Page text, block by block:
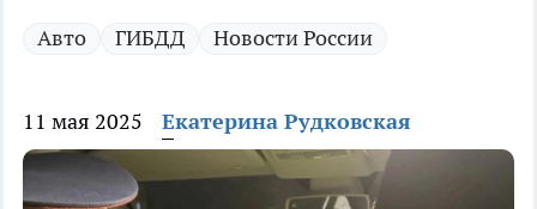
Авто ГИБДД Новости России
11 мая 2025 Екатерина Рудковская